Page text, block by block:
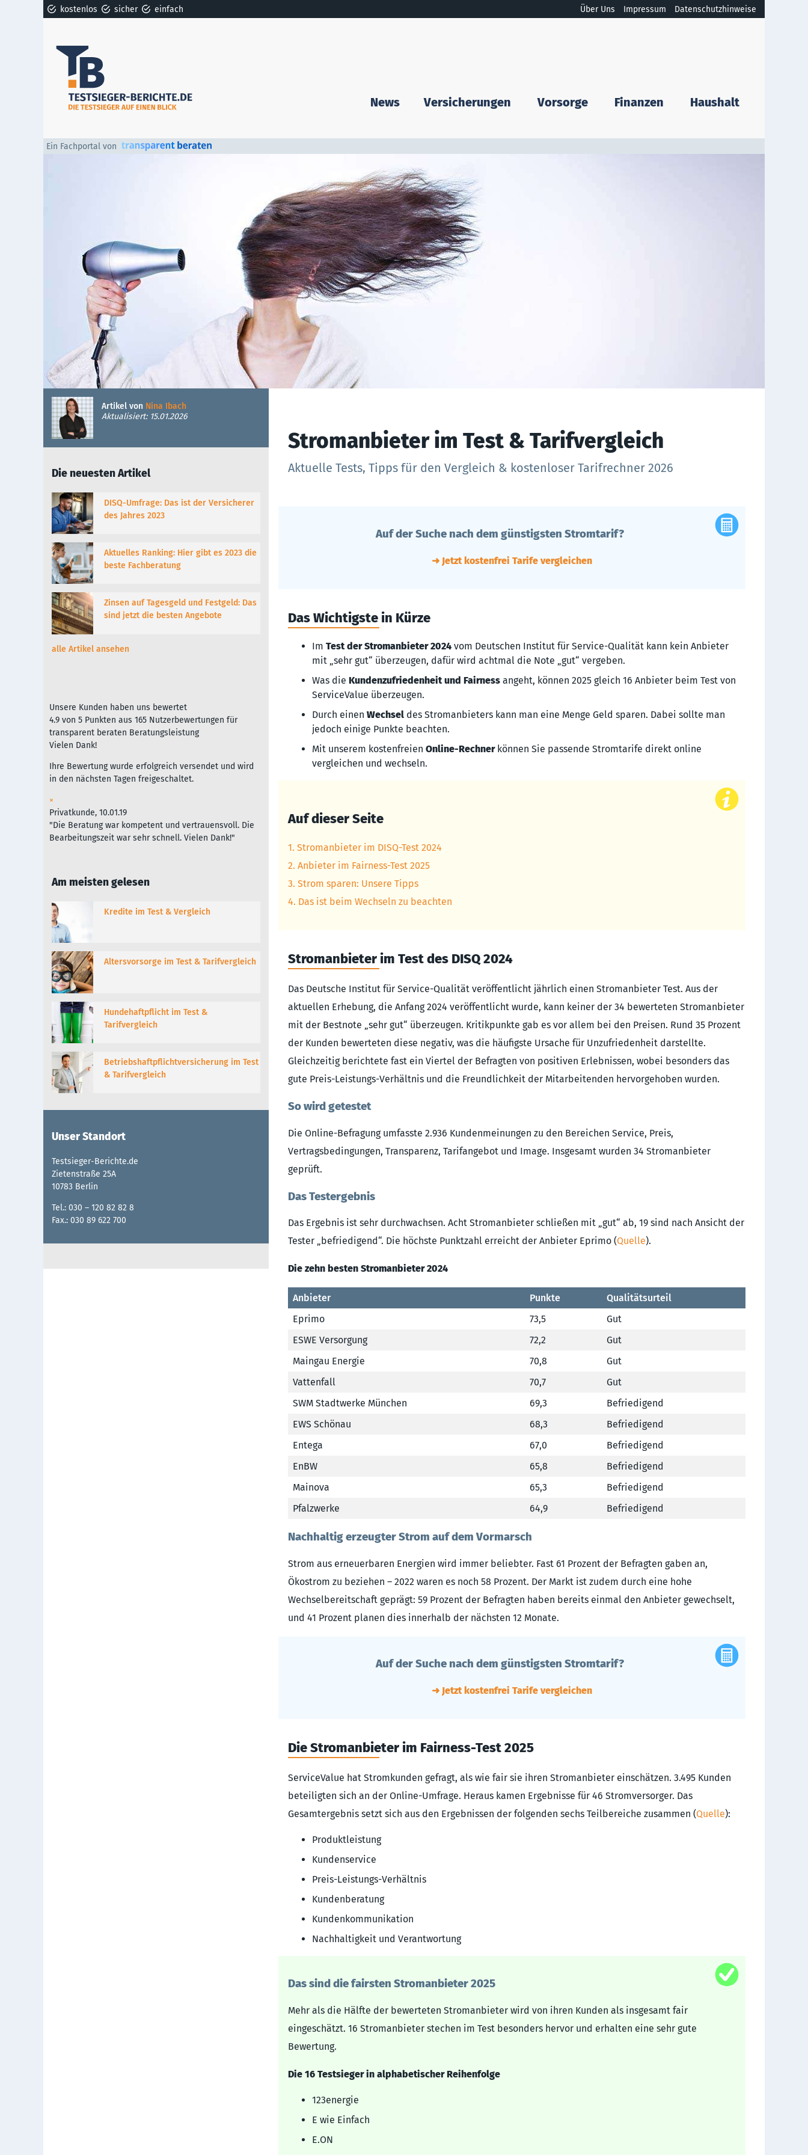
kostenlos sicher einfach Über Uns Impressum Datenschutzhinweise
News Versicherungen Vorsorge Finanzen Haushalt
Ein Fachportal von
Artikel von Nina Ibach
Aktualisiert: 15.01.2026
Stromanbieter im Test & Tarifvergleich
Aktuelle Tests, Tipps für den Vergleich & kostenloser Tarifrechner 2026
Auf der Suche nach dem günstigsten Stromtarif?
➜ Jetzt kostenfrei Tarife vergleichen
Das Wichtigste in Kürze
Im Test der Stromanbieter 2024 vom Deutschen Institut für Service-Qualität kann kein Anbieter
mit „sehr gut“ überzeugen, dafür wird achtmal die Note „gut“ vergeben.
Was die Kundenzufriedenheit und Fairness angeht, können 2025 gleich 16 Anbieter beim Test von
ServiceValue überzeugen.
Durch einen Wechsel des Stromanbieters kann man eine Menge Geld sparen. Dabei sollte man
jedoch einige Punkte beachten.
Mit unserem kostenfreien Online-Rechnerkönnen Sie passende Stromtarife direkt online
vergleichen und wechseln.
Auf dieser Seite
1. Stromanbieter im DISQ-Test 2024
2. Anbieter im Fairness-Test 2025
3. Strom sparen: Unsere Tipps
4. Das ist beim Wechseln zu beachten
Stromanbieter im Test des DISQ 2024
Das Deutsche Institut für Service-Qualität veröffentlicht jährlich einen Stromanbieter Test. Aus der
aktuellen Erhebung, die Anfang 2024 veröffentlicht wurde, kann keiner der 34 bewerteten Stromanbieter
mit der Bestnote „sehr gut“ überzeugen. Kritikpunkte gab es vor allem bei den Preisen. Rund 35 Prozent
der Kunden bewerteten diese negativ, was die häufigste Ursache für Unzufriedenheit darstellte.
Gleichzeitig berichtete fast ein Viertel der Befragten von positiven Erlebnissen, wobei besonders das
gute Preis-Leistungs-Verhältnis und die Freundlichkeit der Mitarbeitenden hervorgehoben wurden.
So wird getestet
Die Online-Befragung umfasste 2.936 Kundenmeinungen zu den Bereichen Service, Preis,
Vertragsbedingungen, Transparenz, Tarifangebot und Image. Insgesamt wurden 34 Stromanbieter
geprüft.
Das Testergebnis
Das Ergebnis ist sehr durchwachsen. Acht Stromanbieter schließen mit „gut“ ab, 19 sind nach Ansicht der
Tester „befriedigend“. Die höchste Punktzahl erreicht der Anbieter Eprimo (Quelle).
Die zehn besten Stromanbieter 2024
Anbieter Punkte
Qualitätsurteil
Eprimo
73,5
Gut
ESWE Versorgung
72,2
Gut
Maingau Energie
70,8
Gut
Vattenfall
70,7
Gut
SWM Stadtwerke München
69,3
Befriedigend
EWS Schönau
68,3
Befriedigend
Entega
67,0
Befriedigend
EnBW
65,8
Befriedigend
Mainova
65,3
Befriedigend
Pfalzwerke
64,9 Befriedigend
Nachhaltig erzeugter Strom auf dem Vormarsch
Strom aus erneuerbaren Energien wird immer beliebter. Fast 61 Prozent der Befragten gaben an,
Ökostrom zu beziehen – 2022 waren es noch 58 Prozent. Der Markt ist zudem durch eine hohe
Wechselbereitschaft geprägt: 59 Prozent der Befragten haben bereits einmal den Anbieter gewechselt,
und 41 Prozent planen dies innerhalb der nächsten 12 Monate.
Auf der Suche nach dem günstigsten Stromtarif?
➜ Jetzt kostenfrei Tarife vergleichen
Die Stromanbieter im Fairness-Test 2025
ServiceValue hat Stromkunden gefragt, als wie fair sie ihren Stromanbieter einschätzen. 3.495 Kunden
beteiligten sich an der Online-Umfrage. Heraus kamen Ergebnisse für 46 Stromversorger. Das
Gesamtergebnis setzt sich aus den Ergebnissen der folgenden sechs Teilbereiche zusammen (Quelle):
Produktleistung
Kundenservice
Preis-Leistungs-Verhältnis
Kundenberatung
Kundenkommunikation
Nachhaltigkeit und Verantwortung
Das sind die fairsten Stromanbieter 2025
Mehr als die Hälfte der bewerteten Stromanbieter wird von ihren Kunden als insgesamt fair
eingeschätzt. 16 Stromanbieter stechen im Test besonders hervor und erhalten eine sehr gute
Bewertung.
Die 16 Testsieger in alphabetischer Reihenfolge
123energie
E wie Einfach
E.ON
Die neuesten Artikel
DISQ-Umfrage: Das ist der Versicherer
des Jahres 2023
Aktuelles Ranking: Hier gibt es 2023 die
beste Fachberatung
Zinsen auf Tagesgeld und Festgeld: Das
sind jetzt die besten Angebote
alle Artikel ansehen
Unsere Kunden haben uns bewertet
4.9 von 5 Punkten aus 165 Nutzerbewertungen für
transparent beraten Beratungsleistung
Vielen Dank!
Ihre Bewertung wurde erfolgreich versendet und wird
in den nächsten Tagen freigeschaltet.
×
Privatkunde, 10.01.19
"Die Beratung war kompetent und vertrauensvoll. Die
Bearbeitungszeit war sehr schnell. Vielen Dank!"
Am meisten gelesen
Kredite im Test & Vergleich
Altersvorsorge im Test & Tarifvergleich
Hundehaftpflicht im Test &
Tarifvergleich
Betriebshaftpflichtversicherung im Test
& Tarifvergleich
Unser Standort
Testsieger-Berichte.de
Zietenstraße 25A
10783 Berlin
Tel.: 030 – 120 82 82 8
Fax.: 030 89 622 700